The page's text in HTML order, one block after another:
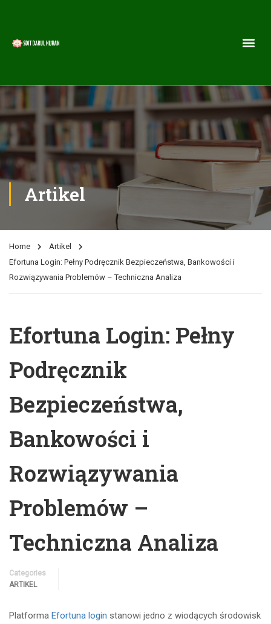
Artikel
Home
Artikel
Efortuna Login: Pełny Podręcznik Bezpieczeństwa, Bankowości i
Rozwiązywania Problemów – Techniczna Analiza
Efortuna Login: Pełny
Podręcznik
Bezpieczeństwa,
Bankowości i
Rozwiązywania
Problemów –
Techniczna Analiza
Categories
ARTIKEL
Platforma Efortuna login stanowi jedno z wiodących środowisk